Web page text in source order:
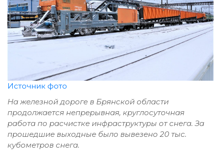
Источник фото
На железной дороге в Брянской области
продолжается непрерывная, круглосуточная
работа по расчистке инфраструктуры от снега. За
прошедшие выходные было вывезено 20 тыс.
кубометров снега.